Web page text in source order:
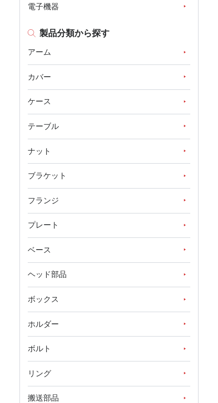
電子機器
製品分類から探す
アーム
カバー
ケース
テーブル
ナット
ブラケット
フランジ
プレート
ベース
ヘッド部品
ボックス
ホルダー
ボルト
リング
搬送部品